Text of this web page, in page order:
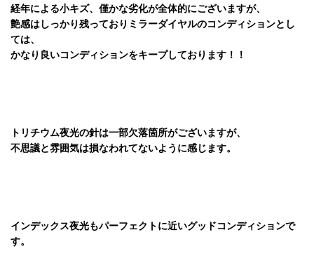
経年による小キズ、僅かな劣化が全体的にございますが、
艶感はしっかり残っておりミラーダイヤルのコンディションとし
ては、
かなり良いコンディションをキープしております！！
トリチウム夜光の針は一部欠落箇所がございますが、
不思議と雰囲気は損なわれてないように感じます。
インデックス夜光もパーフェクトに近いグッドコンディションで
す。